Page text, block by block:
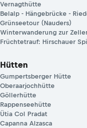
Vernagthütte
Belalp - Hängebrücke -
Grünseetour (Nauders)
Winterwanderung zur
Früchtetrauf: Hirschauer
Hütten
Gumpertsberger Hütte
Oberaarjochhütte
Göllerhütte
Rappenseehütte
Ütia Col Pradat
Capanna Alzasca